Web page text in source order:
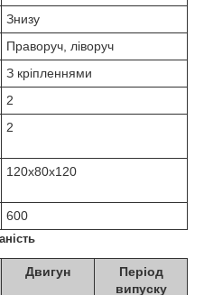
Знизу
Праворуч, ліворуч
З кріпленнями
2
2
120х80х120
600
Двигун
Період
випуску